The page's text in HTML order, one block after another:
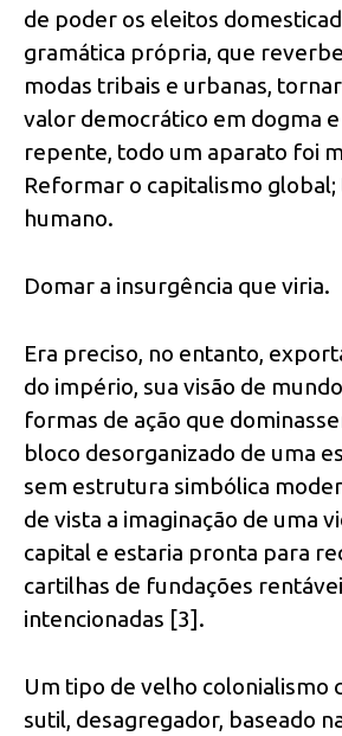
de poder os eleitos
gramática própria, que
modas tribais e urbanas,
valor democrático em dogma
repente, todo um aparato foi
Reformar o capitalismo
humano.
Domar a insurgência que viria.
Era preciso, no entanto,
do império, sua visão de
formas de ação que
bloco desorganizado de uma
sem estrutura simbólica
de vista a imaginação de uma
capital e estaria pronta para
cartilhas de fundações
intencionadas [3].
Um tipo de velho colonialismo
sutil, desagregador, baseado